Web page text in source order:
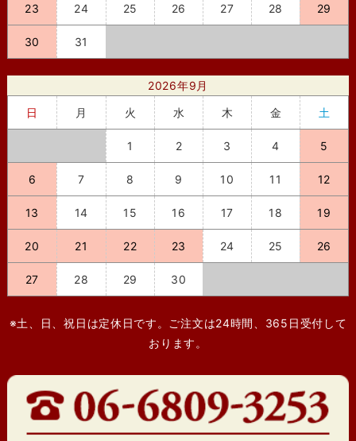
23 24 25 26 27 28 29
30 31
2026年9月
日
月 火 水 木 金 土
1 2 3 4 5
6 7 8 9 10 11 12
13 14 15 16 17 18 19
20 21 22 23 24 25 26
27 28 29 30
※土、日、祝日は定休日です。ご注文は24時間、365日受付して
おります。